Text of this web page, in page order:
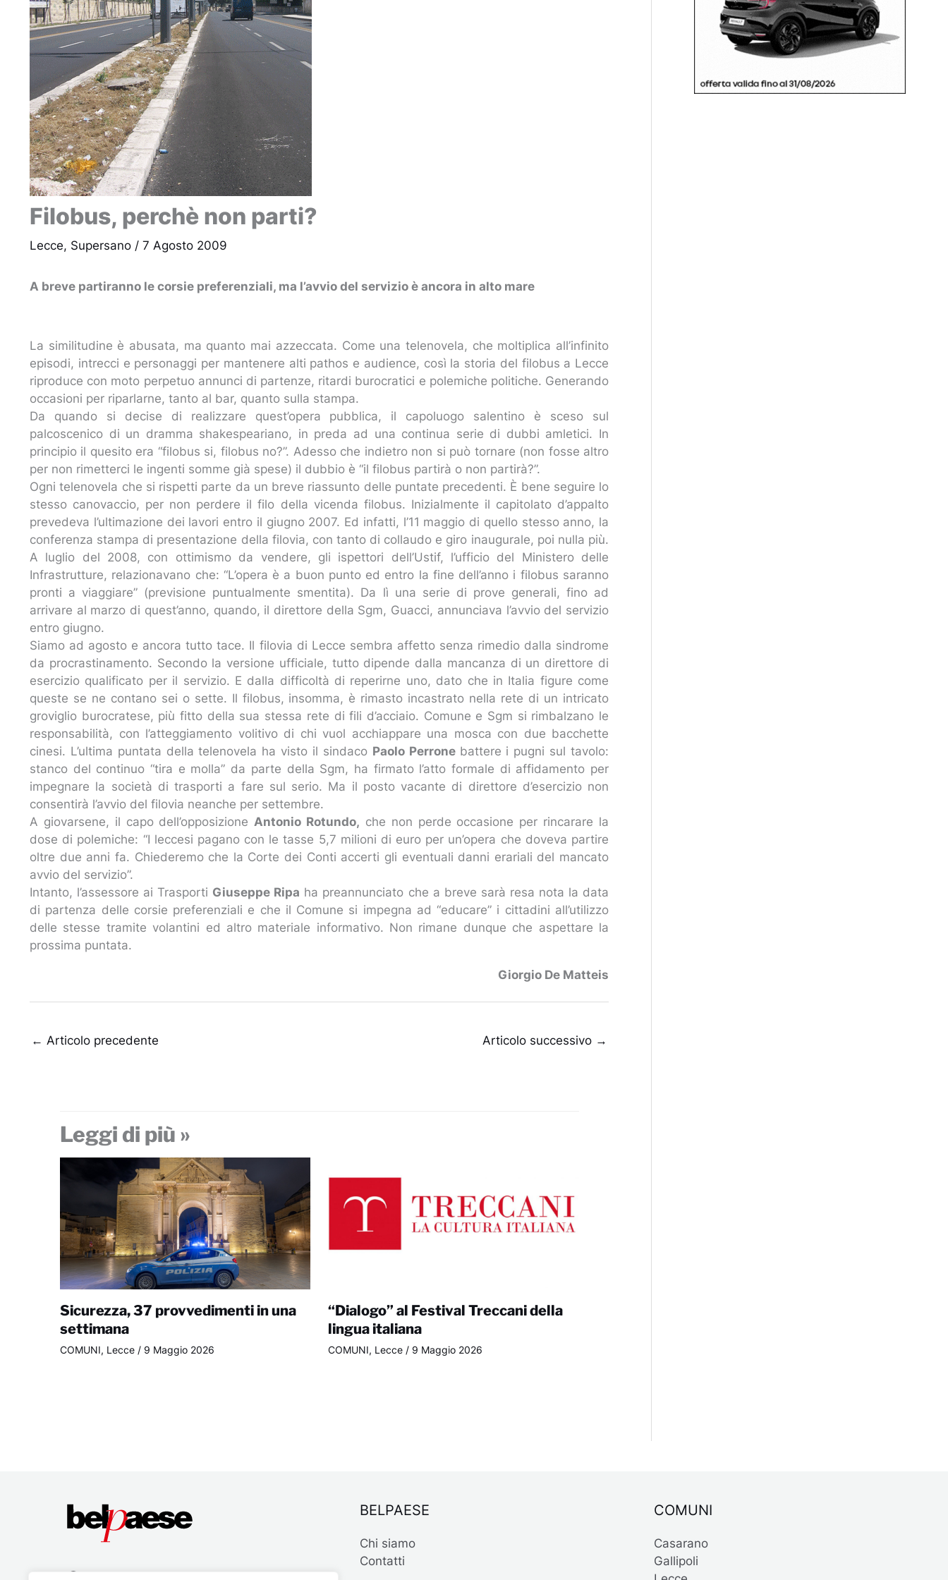
Filobus, perchè non parti?
Lecce, Supersano / 7 Agosto 2009
A breve partiranno le corsie preferenziali, ma l’avvio del servizio è ancora in alto mare
La similitudine è abusata, ma quanto mai azzeccata. Come una telenovela, che moltiplica all’infinito
episodi, intrecci e personaggi per mantenere alti pathos e audience, così la storia del filobus a Lecce
riproduce con moto perpetuo annunci di partenze, ritardi burocratici e polemiche politiche. Generando
occasioni per riparlarne, tanto al bar, quanto sulla stampa.
Da quando si decise di realizzare quest’opera pubblica, il capoluogo salentino è sceso sul
palcoscenico di un dramma shakespeariano, in preda ad una continua serie di dubbi amletici. In
principio il quesito era “filobus si, filobus no?”. Adesso che indietro non si può tornare (non fosse altro
per non rimetterci le ingenti somme già spese) il dubbio è “il filobus partirà o non partirà?”.
Ogni telenovela che si rispetti parte da un breve riassunto delle puntate precedenti. È bene seguire lo
stesso canovaccio, per non perdere il filo della vicenda filobus. Inizialmente il capitolato d’appalto
prevedeva l’ultimazione dei lavori entro il giugno 2007. Ed infatti, l’11 maggio di quello stesso anno, la
conferenza stampa di presentazione della filovia, con tanto di collaudo e giro inaugurale, poi nulla più.
A luglio del 2008, con ottimismo da vendere, gli ispettori dell’Ustif, l’ufficio del Ministero delle
Infrastrutture, relazionavano che: “L’opera è a buon punto ed entro la fine dell’anno i filobus saranno
pronti a viaggiare” (previsione puntualmente smentita). Da lì una serie di prove generali, fino ad
arrivare al marzo di quest’anno, quando, il direttore della Sgm, Guacci, annunciava l’avvio del servizio
entro giugno.
Siamo ad agosto e ancora tutto tace. Il filovia di Lecce sembra affetto senza rimedio dalla sindrome
da procrastinamento. Secondo la versione ufficiale, tutto dipende dalla mancanza di un direttore di
esercizio qualificato per il servizio. E dalla difficoltà di reperirne uno, dato che in Italia figure come
queste se ne contano sei o sette. Il filobus, insomma, è rimasto incastrato nella rete di un intricato
groviglio burocratese, più fitto della sua stessa rete di fili d’acciaio. Comune e Sgm si rimbalzano le
responsabilità, con l’atteggiamento volitivo di chi vuol acchiappare una mosca con due bacchette
cinesi. L’ultima puntata della telenovela ha visto il sindaco Paolo Perrone battere i pugni sul tavolo:
stanco del continuo “tira e molla” da parte della Sgm, ha firmato l’atto formale di affidamento per
impegnare la società di trasporti a fare sul serio. Ma il posto vacante di direttore d’esercizio non
consentirà l’avvio del filovia neanche per settembre.
A giovarsene, il capo dell’opposizione Antonio Rotundo, che non perde occasione per rincarare la
dose di polemiche: “I leccesi pagano con le tasse 5,7 milioni di euro per un’opera che doveva partire
oltre due anni fa. Chiederemo che la Corte dei Conti accerti gli eventuali danni erariali del mancato
avvio del servizio”.
Intanto, l’assessore ai Trasporti Giuseppe Ripa ha preannunciato che a breve sarà resa nota la data
di partenza delle corsie preferenziali e che il Comune si impegna ad “educare” i cittadini all’utilizzo
delle stesse tramite volantini ed altro materiale informativo. Non rimane dunque che aspettare la
prossima puntata.
Giorgio De Matteis
← Articolo precedente Articolo successivo →
Leggi di più »
Sicurezza, 37 provvedimenti in una
settimana
COMUNI, Lecce/ 9 Maggio 2026
“Dialogo” al Festival Treccani della
lingua italiana
COMUNI, Lecce / 9 Maggio 2026
BELPAESE
Chi siamo
Contatti
COMUNI
Casarano
Gallipoli